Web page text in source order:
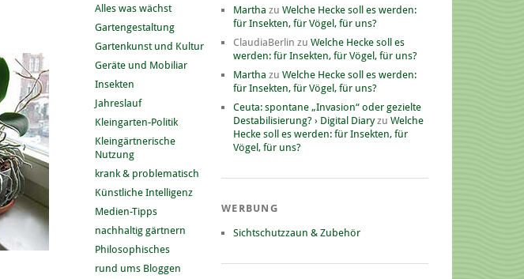
Alles was wächst
Gartengestaltung
Gartenkunst und Kultur
Geräte und Mobiliar
Insekten
Jahreslauf
Kleingarten-Politik
Kleingärtnerische
Nutzung
krank & problematisch
Künstliche Intelligenz
Medien-Tipps
nachhaltig gärtnern
Philosophisches
rund ums Bloggen
Martha zu Welche Hecke soll es werden:
für Insekten, für Vögel, für uns?
ClaudiaBerlin zu Welche Hecke soll es
werden: für Insekten, für Vögel, für uns?
Martha zu Welche Hecke soll es werden:
für Insekten, für Vögel, für uns?
Ceuta: spontane „Invasion“ oder gezielte
Destabilisierung? › Digital Diaryzu Welche
Hecke soll es werden: für Insekten, für
Vögel, für uns?
WERBUNG
Sichtschutzzaun & Zubehör